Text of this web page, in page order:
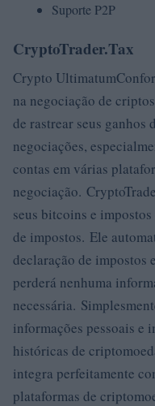
Suporte P2P
CryptoTrader.Tax
Crypto
na negociação de
de rastrear seus ganhos
negociações,
contas em várias
negociação.
seus bitcoins e
de impostos. Ele
declaração de impostos
perderá nenhuma
necessária.
informações pessoais e
históricas de
integra perfeitamente
plataformas de